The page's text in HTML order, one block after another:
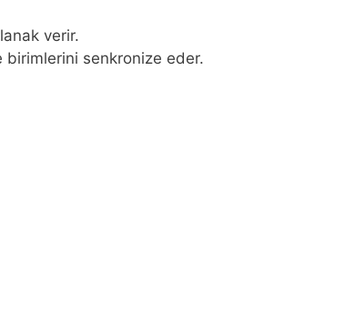
verir.
birimlerini senkronize eder.